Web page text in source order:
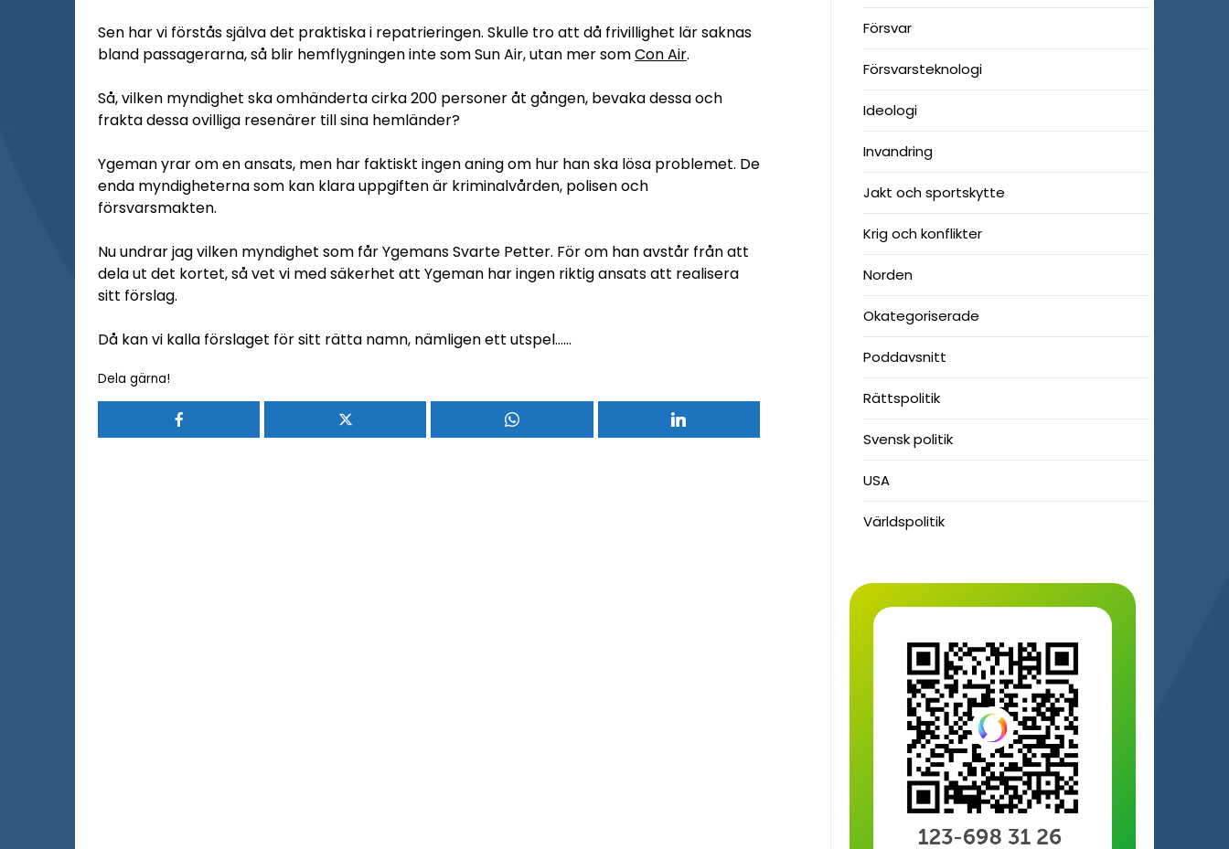
Sen har vi förstås själva det praktiska i repatrieringen. Skulle tro att då frivillighet lär saknas
bland passagerarna, så blir hemflygningen inte som Sun Air, utan mer somCon Air.
Så, vilken myndighet ska omhänderta cirka 200 personer åt gången, bevaka dessa och
frakta dessa ovilliga resenärer till sina hemländer?
Ygeman yrar om en ansats, men har faktiskt ingen aning om hur han ska lösa problemet. De
enda myndigheterna som kan klara uppgiften är kriminalvården, polisen och
försvarsmakten.
Nu undrar jag vilken myndighet som får Ygemans Svarte Petter. För om han avstår från att
dela ut det kortet, så vet vi med säkerhet att Ygeman har ingen riktig ansats att realisera
sitt förslag.
Då kan vi kalla förslaget för sitt rätta namn, nämligen ett utspel……
Dela gärna!
Försvar
Försvarsteknologi
Ideologi
Invandring
Jakt och sportskytte
Krig och konflikter
Norden
Okategoriserade
Poddavsnitt
Rättspolitik
Svensk politik
USA
Världspolitik